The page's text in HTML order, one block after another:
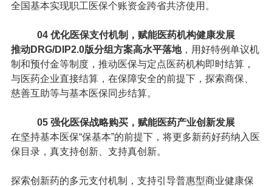
全国基本实现职工医保个账资金跨省共济使用。
04 优化医保支付机制，赋能医药机构健康发展
推动DRG/DIP2.0版分组方案高水平落地，用好特例单议机
制和预付金等制度，推动医保与定点医药机构即时结算，
与医药企业直接结算，在保障安全的前提下，探索商保、
慈善互助等与基本医保同步结算。
05 强化医保战略购买，赋能医药产业创新发展
在坚持基本医保“保基本”的前提下，将更多新药好药纳入医
保目录，真支持创新、支持真创新。
探索创新药的多元支付机制，支持引导普惠型商业健康保